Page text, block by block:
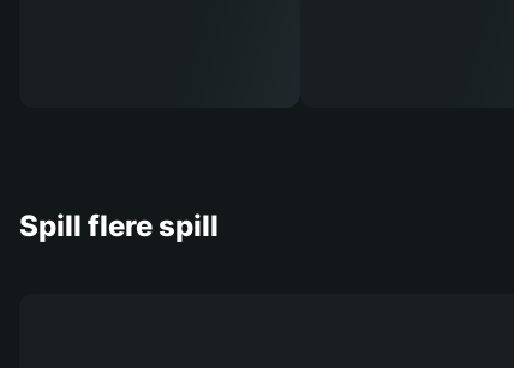
Spill flere spill